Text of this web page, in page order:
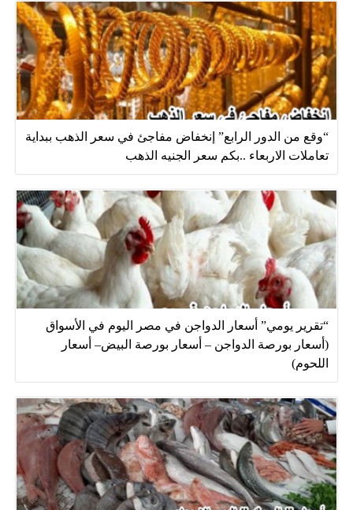
“وقع من الدور الرابع” إنخفاض مفاجئ في سعر الذهب ببداية
تعاملات الاربعاء ..بكم سعر الجنيه الذهب
“تقرير يومي” أسعار الدواجن في مصر اليوم في الأسواق
(أسعار بورصة الدواجن – أسعار بورصة البيض– أسعار
اللحوم)